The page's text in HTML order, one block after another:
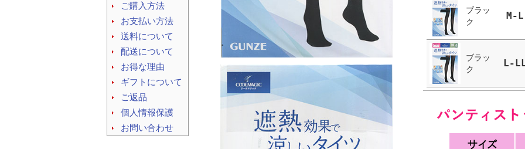
ブラッ
ク
M-L
ブラッ
ク
L-
ご購入方法
お支払い方法
送料について
配送について
お得な理由
ギフトについて
ご返品
個人情報保護
お問い合わせ